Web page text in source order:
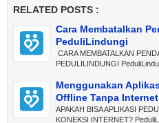
RELATED POSTS :
Cara Membatalkan
PeduliLindungi
CARA MEMBATALKAN
PEDULILINDUNGI
Menggunakan
Offline Tanpa
APAKAH BISA APLIKASI
KONEKSI INTERNET?